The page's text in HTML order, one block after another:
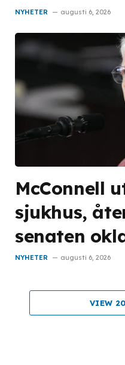
NYHETER augusti 6, 2026
McConnell
sjukhus,
senaten
NYHETER augusti 6, 2026
VIEW